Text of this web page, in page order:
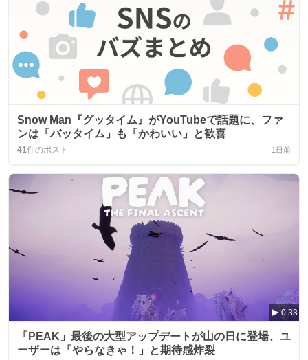
Snow Man『グッタイム』がYouTubeで話題に、ファ
ンは「バッタイム」も「かわいい」と歓喜
41件のポスト 1日前
0:33
「PEAK」最後の大型アップデートが山の日に登場、ユ
ーザーは「やらなきゃ！」と期待感炸裂